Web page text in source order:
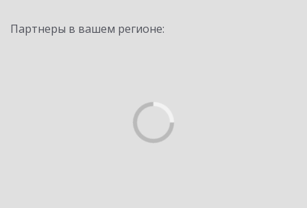
Партнеры в вашем регионе: